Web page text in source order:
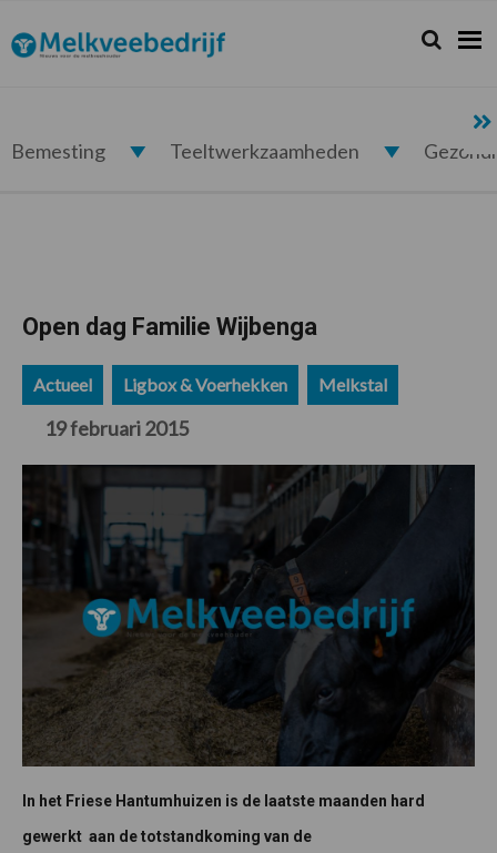
de
hoofdnavigatie
de
hoofd
de
eerste
de
voettekst
Melkveebedrijf.nl Zoeken...
Zoek
Bemesting Teeltwerkzaamheden
Open dag Familie Wijbenga
Actueel Ligbox & Voerhekken Melkstal
19 februari 2015
In het Friese Hantumhuizen is de laatste maanden hard
gewerkt aan de totstandkoming van de